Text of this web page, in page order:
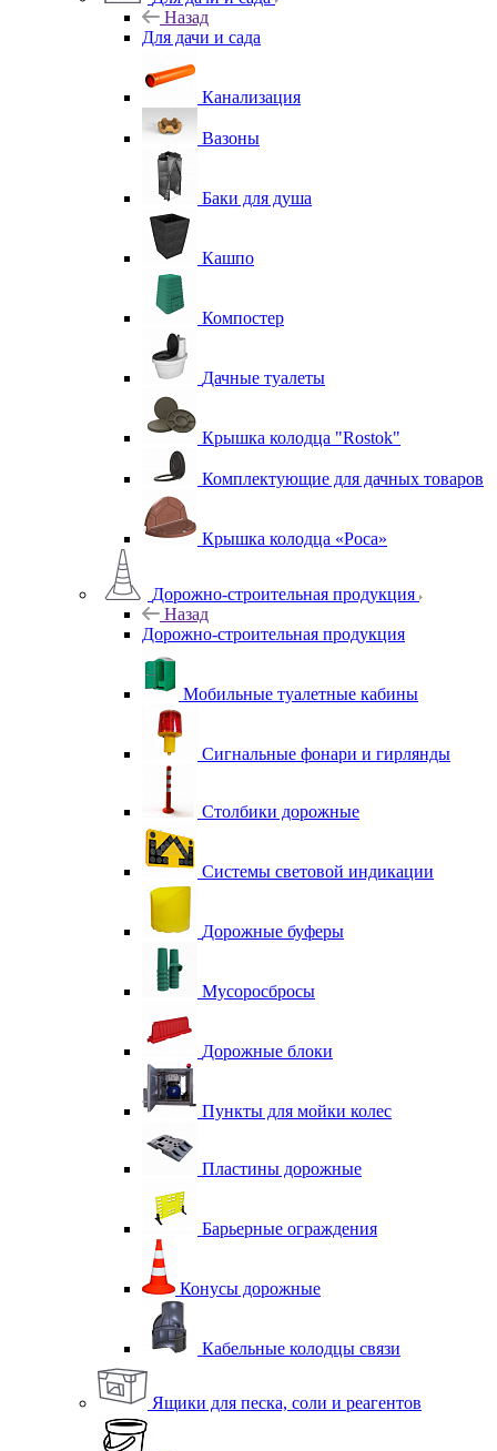
Назад
Для дачи и сада
Канализация
Вазоны
Баки для душа
Кашпо
Компостер
Дачные туалеты
Крышка колодца "Rostok"
Комплектующие для дачных товаров
Крышка колодца «Роса»
Дорожно-строительная продукция
Назад
Дорожно-строительная продукция
Мобильные туалетные кабины
Сигнальные фонари и гирлянды
Столбики дорожные
Системы световой индикации
Дорожные буферы
Мусоросбросы
Дорожные блоки
Пункты для мойки колес
Пластины дорожные
Барьерные ограждения
Конусы дорожные
Кабельные колодцы связи
Ящики для песка, соли и реагентов